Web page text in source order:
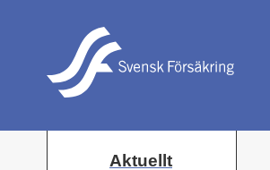
Aktuellt